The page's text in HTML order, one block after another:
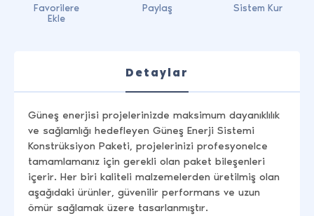
Favorilere
Ekle
Paylaş Sistem Kur
Detaylar
Güneş enerjisi projelerinizde maksimum dayanıklılık
ve sağlamlığı hedefleyen Güneş Enerji Sistemi
Konstrüksiyon Paketi, projelerinizi profesyonelce
tamamlamanız için gerekli olan paket bileşenleri
içerir. Her biri kaliteli malzemelerden üretilmiş olan
aşağıdaki ürünler, güvenilir performans ve uzun
ömür sağlamak üzere tasarlanmıştır.